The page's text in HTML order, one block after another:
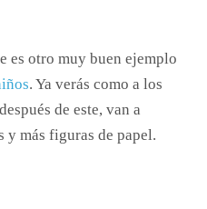
es otro muy buen ejemplo
. Ya verás como a los
de este, van a
y más figuras de papel.